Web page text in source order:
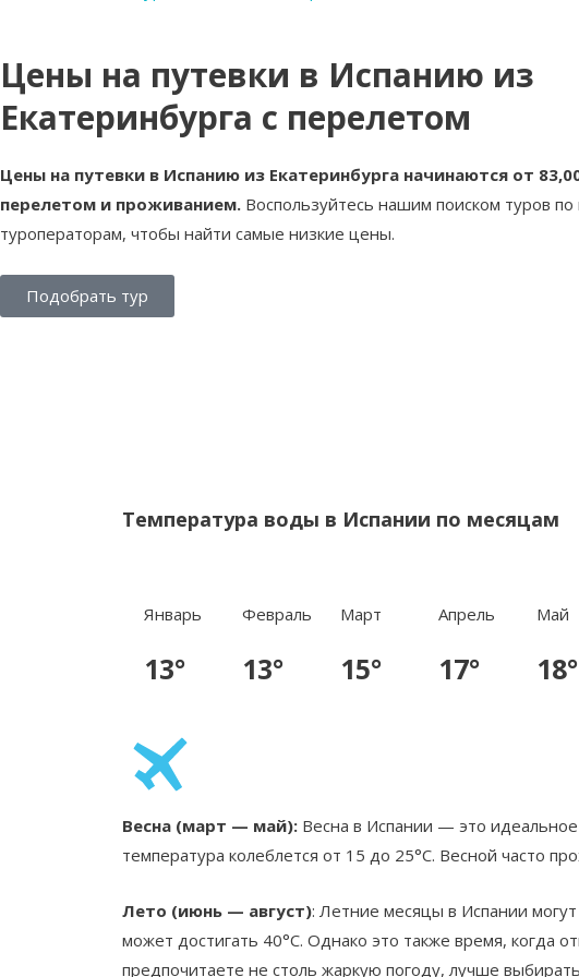
Цены на путевки в Испанию из
Екатеринбурга с перелетом
Цены на путевки в Испанию из Екатеринбурга начинаются от
перелетом и проживанием. Воспользуйтесь нашим поиском туров по
туроператорам, чтобы найти самые низкие цены.
Подобрать тур
Температура воды в Испании по месяцам
Январь
13°
Февраль
13°
Март
15°
Апрель
17°
Май
18°
Весна (март — май): Весна в Испании — это
температура колеблется от 15 до 25°C. Весной часто
Лето (июнь — август): Летние месяцы в Испании
может достигать 40°C. Однако это также время, когда
предпочитаете не столь жаркую погоду, лучше